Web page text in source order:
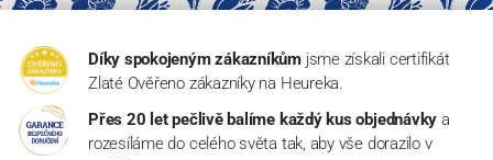
Díky spokojeným zákazníkům jsme získali certifikát
Zlaté Ověřeno zákazníky na Heureka.
Přes 20 let pečlivě balíme každý kus objednávky a
rozesíláme do celého světa tak, aby vše dorazilo v